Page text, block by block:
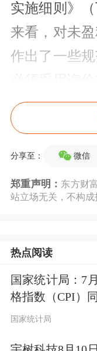
实施细则》
来看，对未
作出了一些
必须采用询
定价；同时
可以采用约
证券设定不
期；公募基
购不同限售
不仅如此，
定，未盈利
初始发行比
分享至： 微信
郑重声明： 东方财
站立场无关，不构成
热点阅读
国家统计局：7
格指数（CPI）
国家统计局